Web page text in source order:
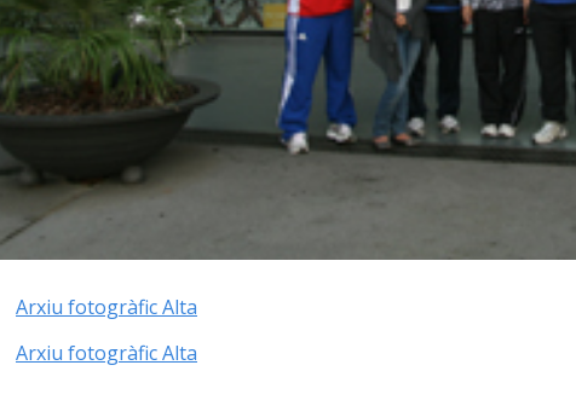
Arxiu fotogràfic Alta
Arxiu fotogràfic Alta